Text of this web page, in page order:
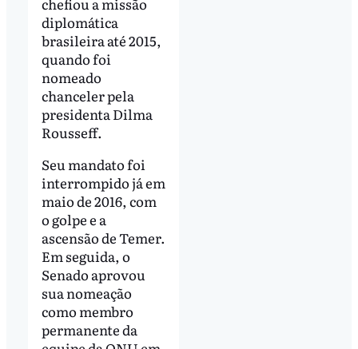
diplomática
brasileira até 2015,
quando foi
nomeado
chanceler pela
presidenta Dilma
Rousseff.
Seu mandato foi
interrompido já em
maio de 2016, com
o golpe e a
ascensão de Temer.
Em seguida, o
Senado aprovou
sua nomeação
como membro
permanente da